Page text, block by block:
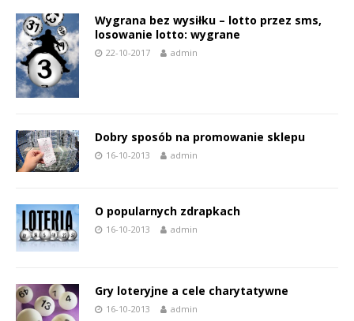
Wygrana bez wysiłku – lotto przez sms,
losowanie lotto: wygrane
22-10-2017 admin
Dobry sposób na promowanie sklepu
16-10-2013 admin
O popularnych zdrapkach
16-10-2013 admin
Gry loteryjne a cele charytatywne
16-10-2013 admin